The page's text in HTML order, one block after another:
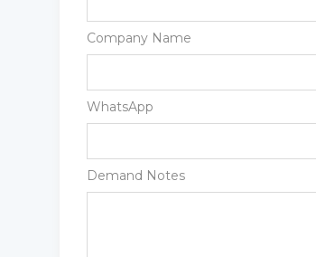
Company Name
WhatsApp
Demand Notes